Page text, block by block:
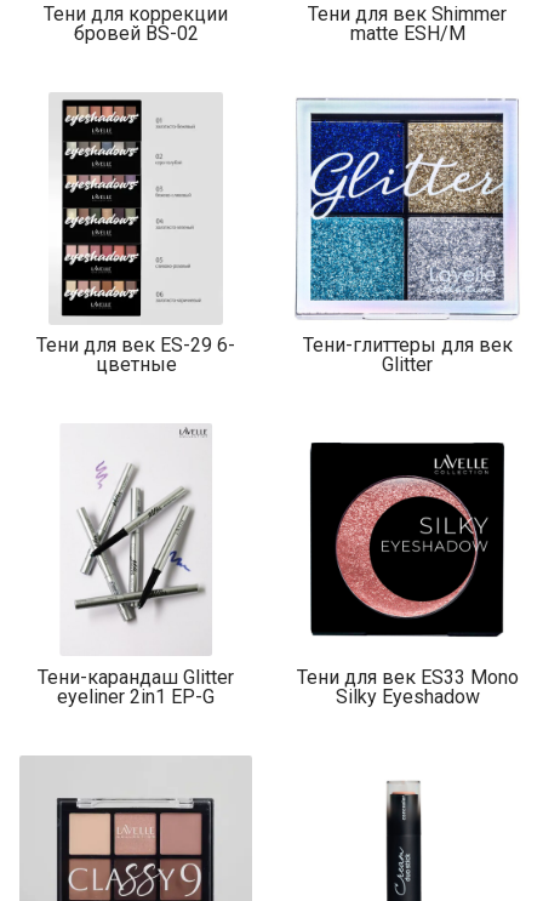
Тени для коррекции
бровей BS-02
Тени для век Shimmer
matte ESH/M
Тени для век ES-29 6-
цветные
Тени-глиттеры для век
Glitter
Тени-карандаш Glitter
eyeliner 2in1 EP-G
Тени для век ES33 Mono
Silky Eyeshadow